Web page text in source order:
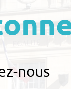
nous